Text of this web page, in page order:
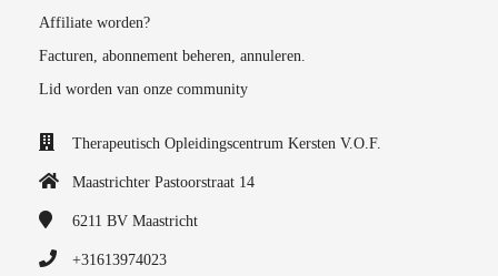
Affiliate worden?
Facturen, abonnement beheren, annuleren.
Lid worden van onze community
Therapeutisch Opleidingscentrum Kersten V.O.F.
Maastrichter Pastoorstraat 14
6211 BV Maastricht
+31613974023